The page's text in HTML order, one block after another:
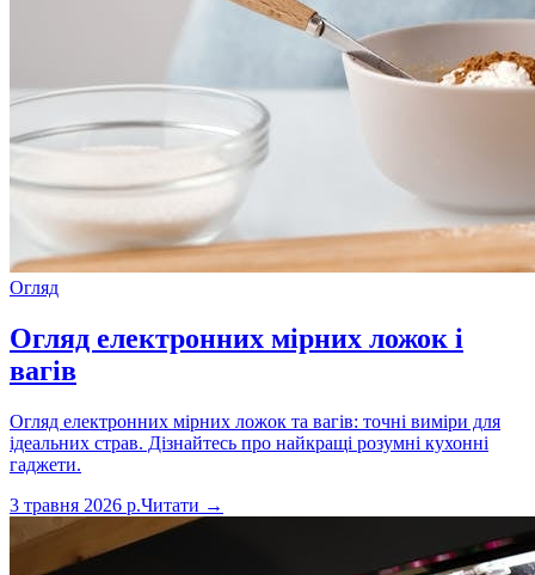
Огляд
Огляд електронних мірних ложок і
вагів
Огляд електронних мірних ложок та вагів: точні виміри для
ідеальних страв. Дізнайтесь про найкращі розумні кухонні
гаджети.
3 травня 2026 р.Читати →